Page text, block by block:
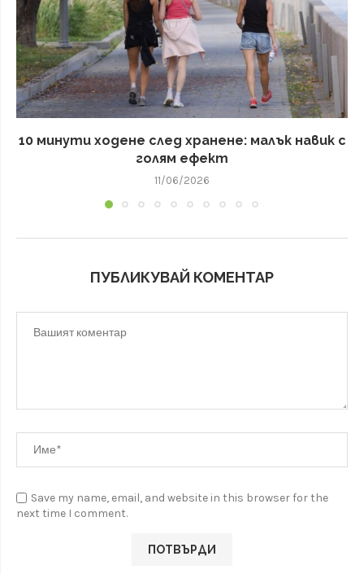
10 минути ходене след хранене: малък навик с
голям ефект
11/06/2026
ПУБЛИКУВАЙ КОМЕНТАР
Save my name, email, and website in this browser for the
next time I comment.